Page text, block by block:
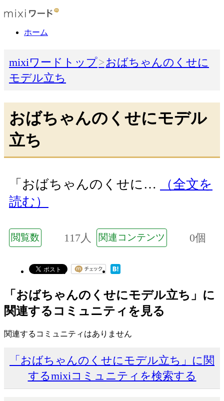
ホーム
mixiワードトップ
おばちゃんのくせに
モデル立ち
おばちゃんのくせにモデル
立ち
「おばちゃんのくせに…
（全文を
読む）
閲覧数 117人 関連コンテンツ 0個
「おばちゃんのくせにモデル立ち」に
関連するコミュニティを見る
関連するコミュニティはありません
「おばちゃんのくせにモデル立ち」に関
するmixiコミュニティを検索する